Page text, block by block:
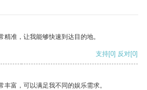
精准，让我能够快速到达目的地。
支持[0] 反对[0]
丰富，可以满足我不同的娱乐需求。